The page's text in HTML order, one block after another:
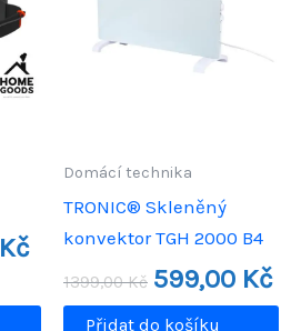
Kč Aktuální
299,00 Kč.
Domácí technika
TRONIC® Skleněný
konvektor TGH 2000 B4
1399,00Kč
Původní
cena
599,00 Kč
je:
Přidat do košíku